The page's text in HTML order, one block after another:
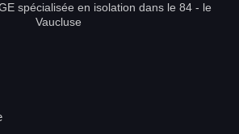
spécialisée en isolation dans le 84 - le
Vaucluse